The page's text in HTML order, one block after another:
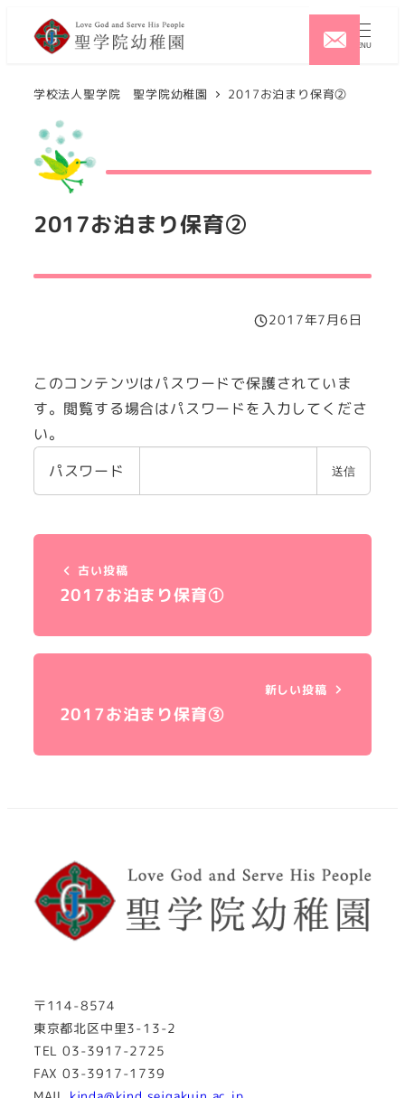
MENU
学校法人聖学院 聖学院幼稚園 2017お泊まり保育②
2017お泊まり保育②
投稿日
2017年7月6日
このコンテンツはパスワードで保護されていま
す。閲覧する場合はパスワードを入力してくださ
い。
パスワード
古い投稿
2017お泊まり保育①
新しい投稿
2017お泊まり保育③
〒114-8574
東京都北区中里3-13-2
TEL 03-3917-2725
FAX 03-3917-1739